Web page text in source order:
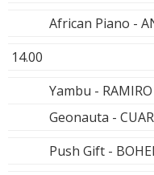
African Piano -
14.00
Yambu -
Geonauta -
Push Gift -